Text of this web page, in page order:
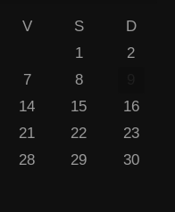
V S
D
1
2
7 8
14 15
16
21 22
23
28 29
30